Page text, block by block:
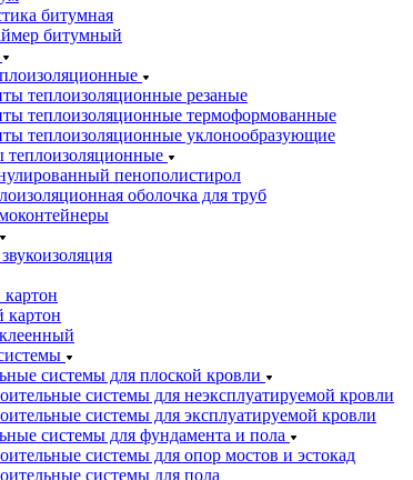
битумная
битумный
теплоизоляционные резаные
теплоизоляционные термоформованные
теплоизоляционные уклонообразующие
теплоизоляционные
пенополистирол
оболочка для труб
картон
системы для плоской кровли
системы для неэксплуатируемой кровли
системы для эксплуатируемой кровли
системы для фундамента и пола
системы для опор мостов и эстокад
системы для пола